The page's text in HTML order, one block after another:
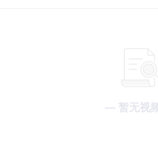
— 暂无视